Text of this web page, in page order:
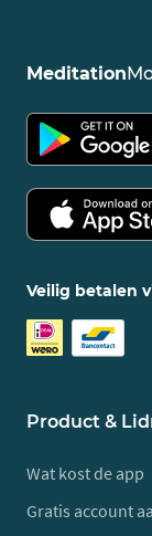
Meditation
Veilig betalen
Product &
Wat kost de app
Gratis account